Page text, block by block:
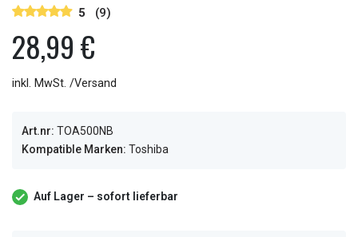
5 (9)
28,99 €
inkl. MwSt. /Versand
Art.nr: TOA500NB
Kompatible Marken: Toshiba
Auf Lager – sofort lieferbar